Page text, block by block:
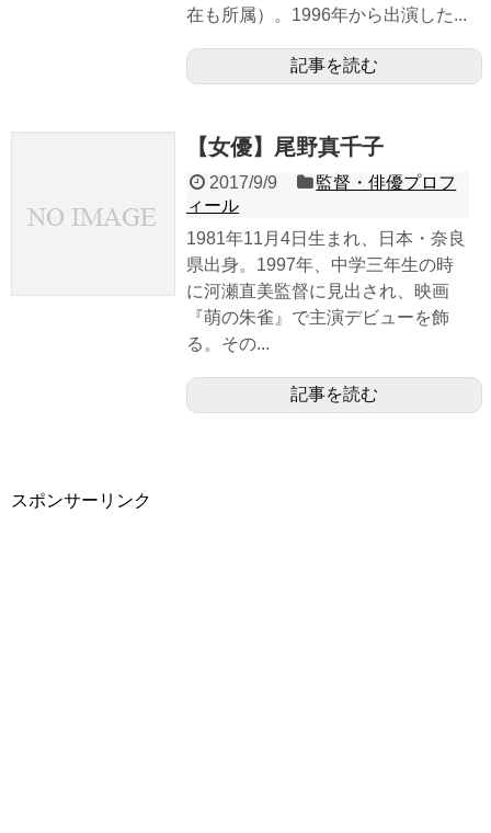
在も所属）。1996年から出演した...
記事を読む
【女優】尾野真千子
2017/9/9
監督・俳優プロフ
ィール
1981年11月4日生まれ、日本・奈良
県出身。1997年、中学三年生の時
に河瀬直美監督に見出され、映画
『萌の朱雀』で主演デビューを飾
る。その...
記事を読む
スポンサーリンク